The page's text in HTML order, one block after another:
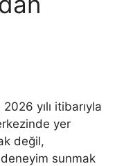
yılı itibarıyla
yer
değil,
sunmak